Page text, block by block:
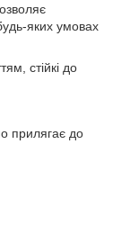
яких умовах
стійкі до
прилягає до